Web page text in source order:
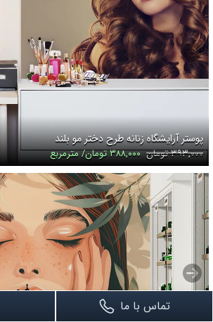
تماس با ما
پوستر آرایشگاه زنانه طرح دختر مو بلند
۳۹۳,۰۰۰ تومان
۳۸۸,۰۰۰ تومان/ مترمربع